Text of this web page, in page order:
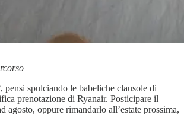
pensi spulciando le babeliche clausole di
prenotazione di Ryanair. Posticipare il
agosto, oppure rimandarlo all’estate prossima,